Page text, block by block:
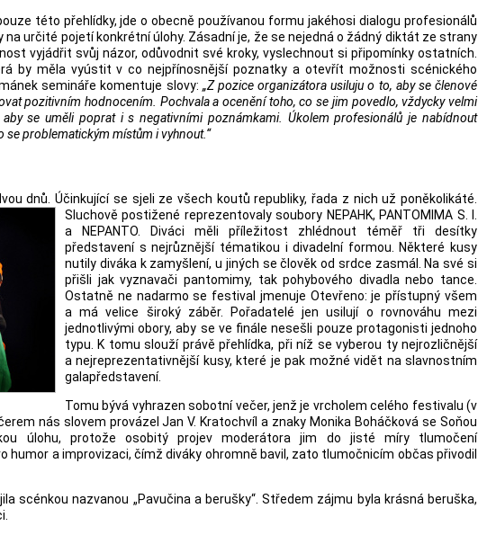
této přehlídky, jde o obecně používanou formu jakéhosi dialogu profesionálů
na určité pojetí konkrétní úlohy. Zásadní je, že se nejedná o žádný diktát ze strany
vyjádřit svůj názor, odůvodnit své kroky, vyslechnout si připomínky ostatních.
by měla vyústit v co nejpřínosnější poznatky a otevřít možnosti scénického
semináře komentuje slovy: „Z pozice organizátora usiluju o to, aby se členové
pozitivním hodnocením. Pochvala a ocenění toho, co se jim povedlo, vždycky velmi
se uměli poprat i s negativními poznámkami. Úkolem profesionálů je nabídnout
problematickým místům i vyhnout.“
dnů. Účinkující se sjeli ze všech koutů republiky, řada z nich už poněkolikáté.
Sluchově postižené reprezentovalysoubory NEPAHK, PANTOMIMA S. I.
a NEPANTO. Diváci měli příležitost zhlédnout téměř tři desítky
představení s nejrůznější tématikou i divadelní formou. Některé kusy
nutily diváka k zamyšlení, u jiných se člověk od srdce zasmál. Na své si
přišli jak vyznavači pantomimy, tak pohybového divadla nebo tance.
Ostatně ne nadarmo se festival jmenuje Otevřeno: je přístupný všem
a má velice široký záběr. Pořadatelé jen usilují o rovnováhu mezi
jednotlivými obory, aby se ve finále nesešli pouze protagonisti jednoho
typu. K tomu slouží právě přehlídka, při níž se vyberou ty nejrozličnější
a nejreprezentativnější kusy, které je pak možné vidět na slavnostním
galapředstavení.
Tomu bývá vyhrazen sobotní večer, jenž je vrcholem celého festivalu (v
nás slovem provázel Jan V. Kratochvíl a znaky Monika Boháčková se Soňou
úlohu, protože osobitý projev moderátora jim do jisté míry tlumočení
humor a improvizaci, čímž diváky ohromně bavil, zato tlumočnicím občas přivodil
scénkou nazvanou „Pavučina a berušky“. Středem zájmu byla krásná beruška,